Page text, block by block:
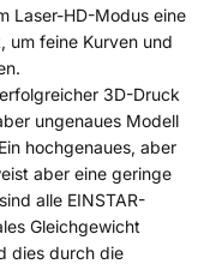
Laser-HD-Modus eine
um feine Kurven und
3D-Druck
ungenaues Modell
hochgenaues, aber
aber eine geringe
alle EINSTAR-
Gleichgewicht
dies durch die